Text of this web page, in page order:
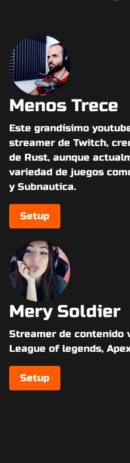
Menos Trece
Este grandísimo
streamer de Twitch,
de Rust, aunque
variedad de juegos
y Subnautica.
Setup
Mery Soldier
Streamer de contenido
League of legends,
Setup